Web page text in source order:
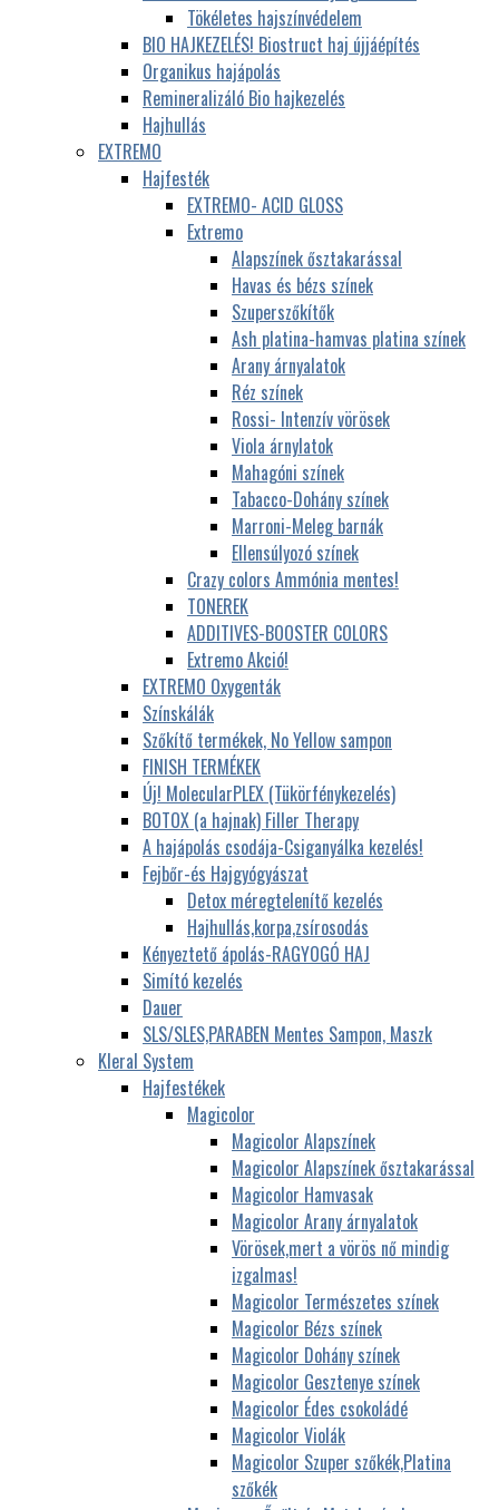
Tökéletes hajszínvédelem
BIO HAJKEZELÉS! Biostruct haj újjáépítés
Organikus hajápolás
Remineralizáló Bio hajkezelés
Hajhullás
EXTREMO
Hajfesték
EXTREMO- ACID GLOSS
Extremo
Alapszínek ősztakarással
Havas és bézs színek
Szuperszőkítők
Ash platina-hamvas platina színek
Arany árnyalatok
Réz színek
Rossi- Intenzív vörösek
Viola árnylatok
Mahagóni színek
Tabacco-Dohány színek
Marroni-Meleg barnák
Ellensúlyozó színek
Crazy colors Ammónia mentes!
TONEREK
ADDITIVES-BOOSTER COLORS
Extremo Akció!
EXTREMO Oxygenták
Színskálák
Szőkítő termékek, No Yellow sampon
FINISH TERMÉKEK
Új! MolecularPLEX (Tükörfénykezelés)
BOTOX (a hajnak) Filler Therapy
A hajápolás csodája-Csiganyálka kezelés!
Fejbőr-és Hajgyógyászat
Detox méregtelenítő kezelés
Hajhullás,korpa,zsírosodás
Kényeztető ápolás-RAGYOGÓ HAJ
Simító kezelés
Dauer
SLS/SLES,PARABEN Mentes Sampon, Maszk
Kleral System
Hajfestékek
Magicolor
Magicolor Alapszínek
Magicolor Alapszínek ősztakarással
Magicolor Hamvasak
Magicolor Arany árnyalatok
Vörösek,mert a vörös nő mindig
izgalmas!
Magicolor Természetes színek
Magicolor Bézs színek
Magicolor Dohány színek
Magicolor Gesztenye színek
Magicolor Édes csokoládé
Magicolor Violák
Magicolor Szuper szőkék,Platina
szőkék